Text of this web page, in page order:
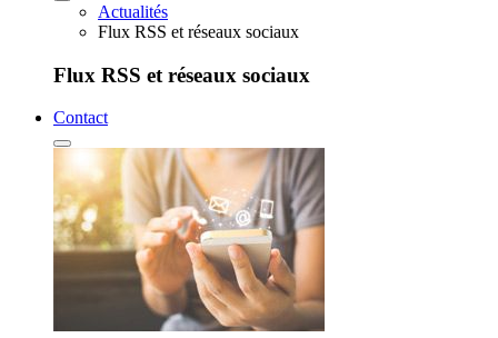
Actualités
Flux RSS et réseaux sociaux
Flux RSS et réseaux sociaux
Contact